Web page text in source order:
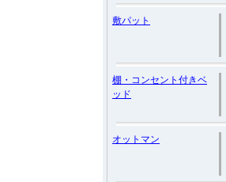
敷パット
棚・コンセント付きベ
ッド
オットマン